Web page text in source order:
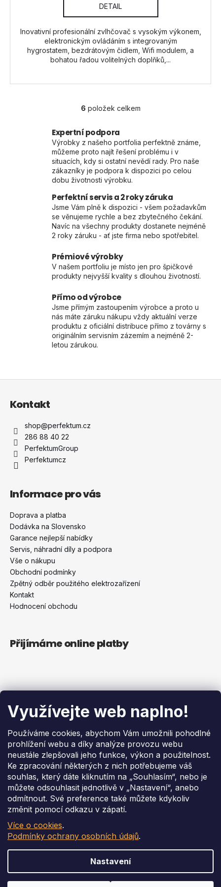
Využívejte web naplno!
Používáme cookies, abychom Vám umožnili pohodlné
prohlížení webu a díky analýze provozu webu
neustále zlepšovali jeho funkce, výkon a použitelnost.
Ke zpracování některých z nich potřebujeme váš
souhlas, který dáte kliknutím na „Souhlasím“, nebo je
můžete odsouhlasit jednotlivě v „Nastavení“, anebo
odmítnout. Své preference také můžete kdykoliv
změnit pomocí odkazu v zápatí.
Více o cookies.
Podmínky ochrany osobních údajů.
Nastavení
DETAIL
Inovativní profesionální zvlhčovač s vysokým výkonem,
elektronickým ovládáním s integrovaným
hygrostatem, bezdrátovým čidlem, Wifi modulem, a
bohatou řadou volitelných doplňků,...
O
l
á
d
a
c
p
r
v
k
y
v
ý
p
s
u
6 položek celkem
Expertní podpora
Výrobky z našeho portfolia perfektně známe,
můžeme proto najít řešení problému i v
situacích, kdy si ostatní nevědí rady. Pro naše
zákazníky je podpora k dispozici po celou
dobu životnosti výrobku.
Perfektní servis a 2 roky záruka
Jsme Vám plně k dispozici - všem požadavkům
se věnujeme rychle a bez zbytečného čekání.
Navíc na všechny produkty dostanete nejméně
2 roky záruku - ať jste firma nebo spotřebitel.
Prémiové výrobky
V našem portfoliu je místo jen pro špičkové
produkty nejvyšší kvality s dlouhou životností.
Přímo od výrobce
Jsme přímým zastoupením výrobce a proto u
nás máte záruku nákupu vždy aktuální verze
produktu z oficiální distribuce přímo z továrny s
originálním servisním zázemím a nejméně 2-
letou zárukou.
Kontakt
shop@perfektum.cz
286 88 40 22
PerfektumGroup
Perfektumcz
Informace pro vás
Doprava a platba
Dodávka na Slovensko
Garance nejlepší nabídky
Servis, náhradní díly a podpora
Vše o nákupu
Obchodní podmínky
Zpětný odběr použitého elektrozařízení
Kontakt
Hodnocení obchodu
Přijímáme online platby
Blog
kanceláři i doma
20.4.2026
Adsorpční odvlhčování – Kdy je lepší než
kondenzační
4.3.2026
Připravte svůj provoz na extrémní počasí
4.2.2026
Vytvořil Shoptet
Copyright 2026Perfektum - Shop Online. Všechna práva
Upravit nastavení cookies